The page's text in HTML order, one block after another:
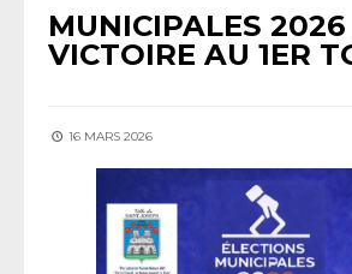
MUNICIPALES 2026
VICTOIRE AU 1ER
16 MARS 2026